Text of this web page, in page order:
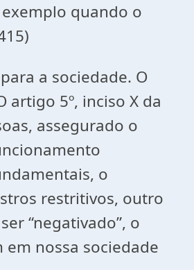
quando o
a sociedade. O
5º, inciso X da
assegurado o
o
restritivos, outro
“negativado”, o
nossa sociedade